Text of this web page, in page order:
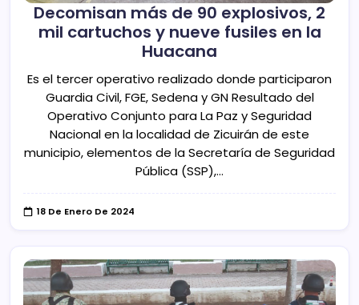
Decomisan más de 90 explosivos, 2
mil cartuchos y nueve fusiles en la
Huacana
Es el tercer operativo realizado donde participaron
Guardia Civil, FGE, Sedena y GN Resultado del
Operativo Conjunto para La Paz y Seguridad
Nacional en la localidad de Zicuirán de este
municipio, elementos de la Secretaría de Seguridad
Pública (SSP),…
18 De Enero De 2024